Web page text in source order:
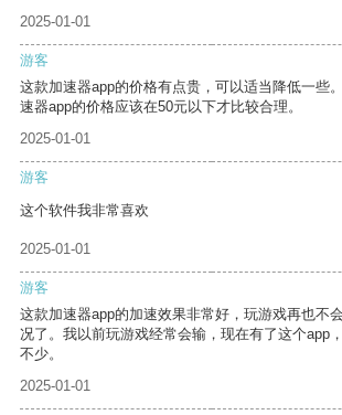
2025-01-01
游客
这款加速器app的价格有点贵，可以适当降低一些
速器app的价格应该在50元以下才比较合理。
2025-01-01
游客
这个软件我非常喜欢
2025-01-01
游客
这款加速器app的加速效果非常好，玩游戏再也不
况了。我以前玩游戏经常会输，现在有了这个app
不少。
2025-01-01